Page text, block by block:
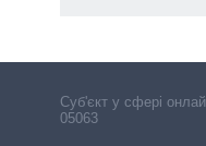
Cуб'єкт у сфері
05063